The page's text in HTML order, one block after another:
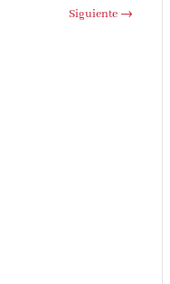
Siguiente→